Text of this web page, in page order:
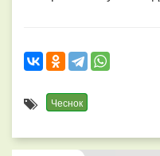
Чеснок